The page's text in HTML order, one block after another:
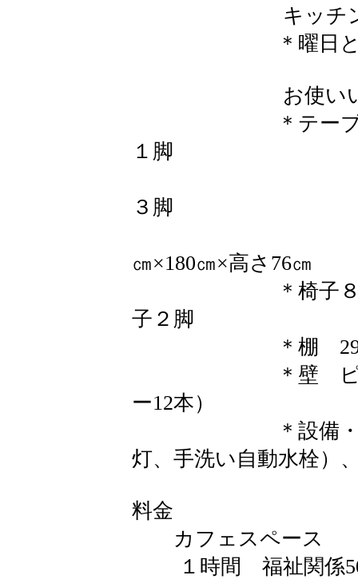
キッチンと屋
＊曜日と時間
お使いいた
＊テーブル 66
１脚
３脚
㎝×180㎝×高さ76㎝
＊椅子８脚、丸
子２脚
＊棚 29㎝×94
＊壁 ピクチャ
ー12本）
＊設備・車椅子
灯、手洗い自動水栓）
料金
カフェスペース
１時間 福祉関係